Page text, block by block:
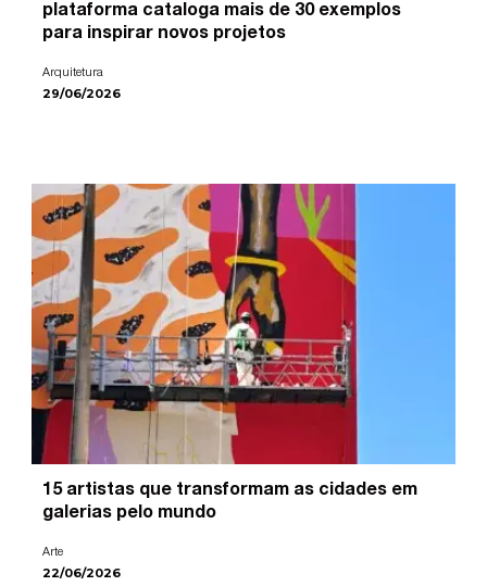
plataforma cataloga mais de 30 exemplos
para inspirar novos projetos
Arquitetura
29/06/2026
15 artistas que transformam as cidades em
galerias pelo mundo
Arte
22/06/2026